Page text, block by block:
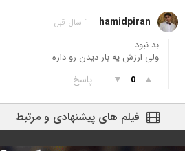
hamidpiran 1 سال قبل
بد نبود
ولی ارزش یه بار دیدن رو داره
▲
0
▼ پاسخ
فیلم های پیشنهادی و مرتبط